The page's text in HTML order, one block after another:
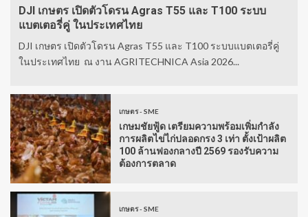
DJI เกษตร เปิดตัวโดรน Agras T55 และ T100 ระบบ
แบตเตอรี่คู่ ในประเทศไทย
DJI เกษตร เปิดตัวโดรน Agras T55 และ T100 ระบบแบตเตอรี่คู่
ในประเทศไทย ณ งาน AGRITECHNICA Asia 2026...
เกษตร - SME
เกษมชัยฟู้ด เตรียมความพร้อมเพิ่มกำลัง
การผลิตไข่ไก่ปลอดกรง 3 เท่า ตั้งเป้าผลิต
100 ล้านฟองกลางปี 2569 รองรับความ
ต้องการตลาด
เกษตร - SME